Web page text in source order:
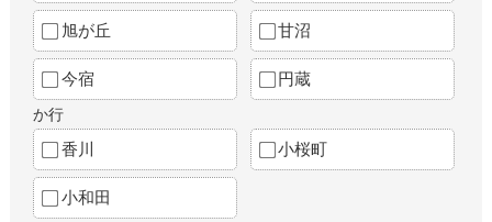
旭が丘 甘沼
今宿 円蔵
か行
香川 小桜町
小和田